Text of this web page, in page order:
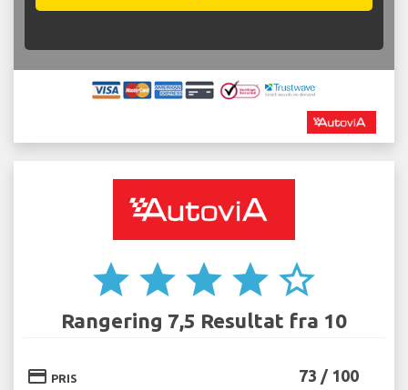
star star star star star_border
Rangering 7,5 Resultat fra 10
credit_card PRIS 73 / 100